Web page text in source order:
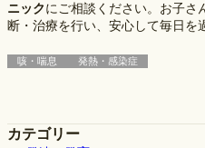
ニックにご相談ください。お子さ
断・治療を行い、安心して毎日を
咳・喘息 発熱・感染症
カテゴリー